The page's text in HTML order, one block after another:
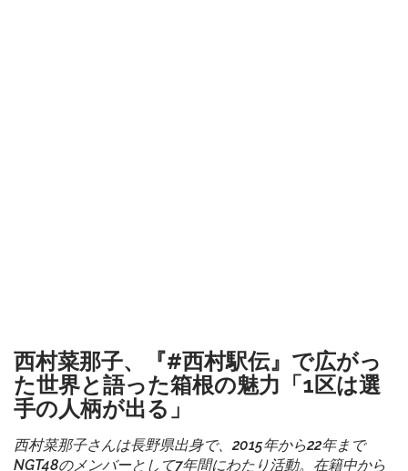
西村菜那子、『#西村駅伝』で広がっ
た世界と語った箱根の魅力「1区は選
手の人柄が出る」
西村菜那子さんは長野県出身で、2015年から22年まで
NGT48のメンバーとして7年間にわたり活動。在籍中から